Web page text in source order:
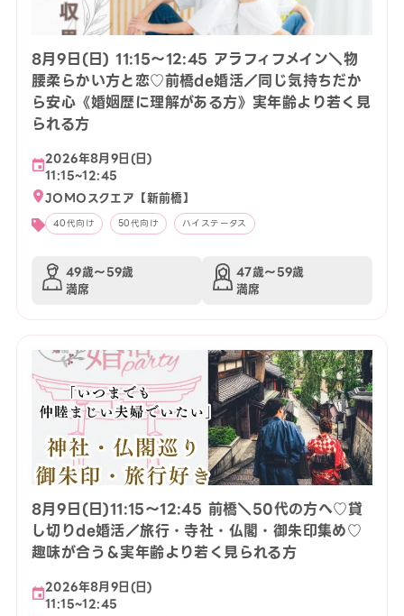
8月9日(日) 11:15〜12:45 アラフィフメイン＼物
腰柔らかい方と恋♡前橋de婚活／同じ気持ちだか
ら安心《婚姻歴に理解がある方》実年齢より若く見
られる方
2026年8月9日(日)
11:15~12:45
JOMOスクエア【新前橋】
40代向け 50代向け ハイステータス
49歳〜59歳
満席
47歳〜59歳
満席
8月9日(日)11:15〜12:45 前橋＼50代の方へ♡貸
し切りde婚活／旅行・寺社・仏閣・御朱印集め♡
趣味が合う＆実年齢より若く見られる方
2026年8月9日(日)
11:15~12:45